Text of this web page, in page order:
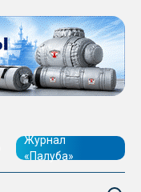
Журнал
«Палуба»